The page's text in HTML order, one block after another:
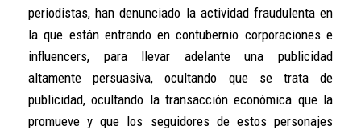
periodistas, han denunciado la actividad fraudulenta en
la que están entrando en contubernio corporaciones e
influencers, para llevar adelante una publicidad
altamente persuasiva, ocultando que se trata de
publicidad, ocultando la transacción económica que la
promueve y que los seguidores de estos personajes